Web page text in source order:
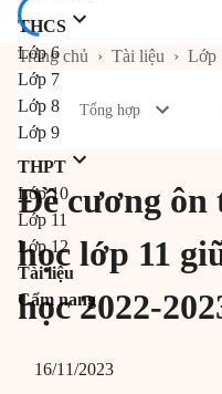
THCS
Lớp 6
Lớp 7
Lớp 8
Lớp 9
THPT
Lớp 10
Lớp 11
Lớp 12
Tài liệu
Cẩm nang
Trang chủ › Tài liệu › Lớp
Tổng hợp
Đề cương ôn
học lớp 11
học 2022-
16/11/2023